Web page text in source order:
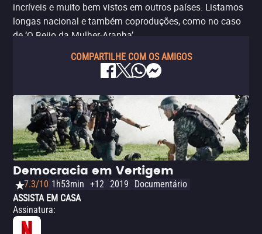
incríveis e muito bem vistos em outros países. Listamos
longas nacional e também coproduções, como no caso
de ‘O Beijo da Mulher-Aranha’.
COMPARTILHE COM OS AMIGOS
Democracia em Vertigem
7.3/10 1h53min +12 2019
Documentário
ASSISTA EM CASA
Assinatura: